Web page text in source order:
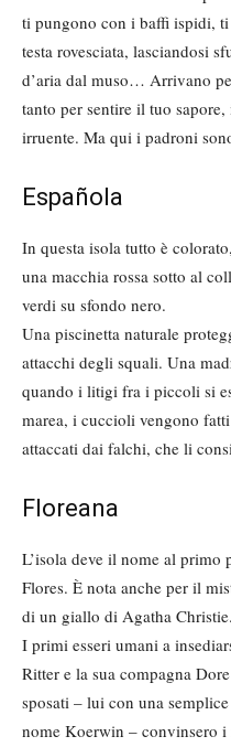
ti pungono con i baffi ispidi,
testa rovesciata, lasciandosi
d’aria dal muso… Arrivano
tanto per sentire il tuo
irruente. Ma qui i padroni
Española
In questa isola tutto è
una macchia rossa sotto al
verdi su sfondo nero.
Una piscinetta naturale
attacchi degli squali. Una
quando i litigi fra i piccoli si
marea, i cuccioli vengono
attaccati dai falchi, che li
Floreana
L’isola deve il nome al primo
Flores. È nota anche per il
di un giallo di Agatha Christie.
I primi esseri umani a
Ritter e la sua compagna
sposati – lui con una
nome Koerwin – convinsero